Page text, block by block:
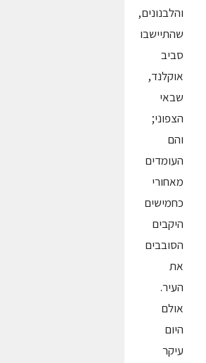
והלבנונים,
שהתיישבו
סביב
אוקלנד,
שבאי
הצפוני;
והם
העומדים
מאחורי
כחמישים
היקבים
הסובבים
את
העיר.
אולם
היום
עיקר